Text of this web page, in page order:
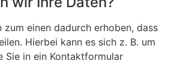
zum einen dadurch erhoben, dass
Hierbei kann es sich z. B. um
Sie in ein Kontaktformular